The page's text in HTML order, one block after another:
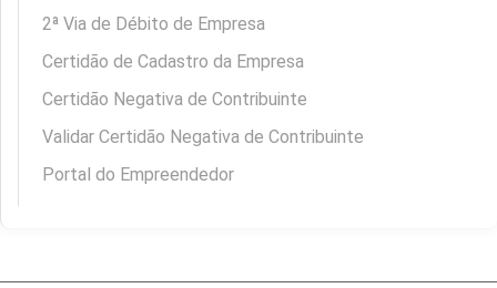
2ª Via de Débito de Empresa
Certidão de Cadastro da Empresa
Certidão Negativa de Contribuinte
Validar Certidão Negativa de Contribuinte
Portal do Empreendedor